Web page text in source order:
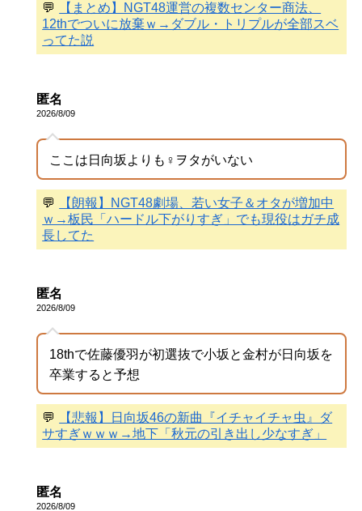
💬
【まとめ】NGT48運営の複数センター商法、
12thでついに放棄ｗ→ダブル・トリプルが全部スベ
ってた説
匿名
2026/8/09
ここは日向坂よりも♀ヲタがいない
💬
【朗報】NGT48劇場、若い女子＆オタが増加中
ｗ→板民「ハードル下がりすぎ」でも現役はガチ成
長してた
匿名
2026/8/09
18thで佐藤優羽が初選抜で小坂と金村が日向坂を
卒業すると予想
💬
【悲報】日向坂46の新曲『イチャイチャ虫』ダ
サすぎｗｗｗ→地下「秋元の引き出し少なすぎ」
匿名
2026/8/09